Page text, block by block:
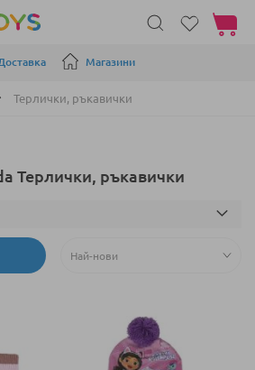
Магазини
Моята
Терлички, ръкавички
Терлички, ръкавички